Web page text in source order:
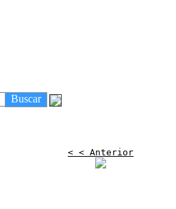
Buscar
< < Anterior